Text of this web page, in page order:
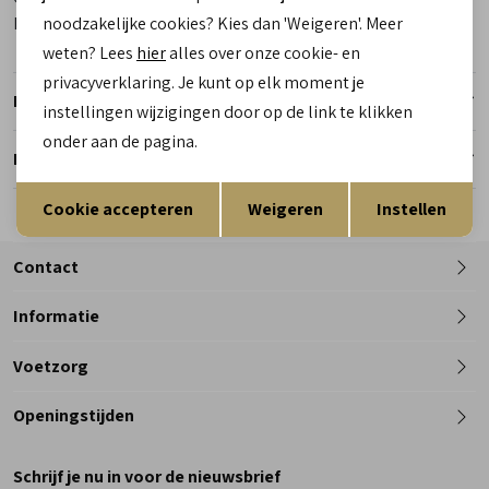
Kleur
Groen
Retourneren
Reserveer en pas in de winkel
Contact
Telefoon
Informatie
Voetzorg
Openingstijden
Schrijf je nu in voor de nieuwsbrief
Terug Opslaan
noodzakelijke cookies? Kies dan 'Weigeren'. Meer
weten? Lees hieralles over onze cookie- en
privacyverklaring. Je kunt op elk moment je
instellingen wijzigingen door op de link te klikken
onder aan de pagina.
Cookie accepteren Weigeren Instellen